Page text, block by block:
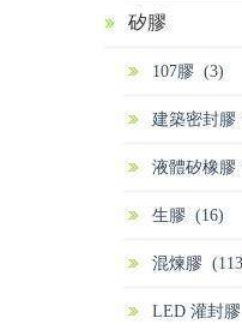
矽膠
107膠 (3)
建築密封膠
液體矽橡膠
生膠 (16)
混煉膠
LED 灌封